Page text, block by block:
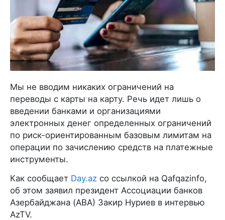
Мы не вводим никаких ограничений на
переводы с карты на карту. Речь идет лишь о
введении банками и организациями
электронных денег определенных ограничений
по риск-ориентированным базовым лимитам на
операции по зачислению средств на платежные
инструменты.
Как сообщает Day.az со ссылкой на Qafqazinfo,
об этом заявил президент Ассоциации банков
Азербайджана (ABA) Закир Нуриев в интервью
AzTV.